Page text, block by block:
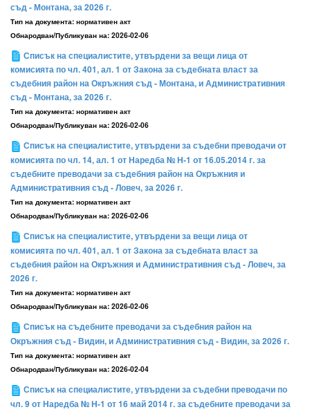
съд - Монтана, за 2026 г.
Тип на документа: нормативен акт
Обнародван/Публикуван на: 2026-02-06
Списък на специалистите, утвърдени за вещи лица от
комисията по чл. 401, ал. 1 от Закона за съдебната власт за
съдебния район на Окръжния съд - Монтана, и Административния
съд - Монтана, за 2026 г.
Тип на документа: нормативен акт
Обнародван/Публикуван на: 2026-02-06
Списък на специалистите, утвърдени за съдебни преводачи от
комисията по чл. 14, ал. 1 от Наредба № Н-1 от 16.05.2014 г. за
съдебните преводачи за съдебния район на Окръжния и
Административния съд - Ловеч, за 2026 г.
Тип на документа: нормативен акт
Обнародван/Публикуван на: 2026-02-06
Списък на специалистите, утвърдени за вещи лица от
комисията по чл. 401, ал. 1 от Закона за съдебната власт за
съдебния район на Окръжния и Административния съд - Ловеч, за
2026 г.
Тип на документа: нормативен акт
Обнародван/Публикуван на: 2026-02-06
Списък на съдебните преводачи за съдебния район на
Окръжния съд - Видин, и Административния съд - Видин, за 2026 г.
Тип на документа: нормативен акт
Обнародван/Публикуван на: 2026-02-04
Списък на специалистите, утвърдени за съдебни преводачи по
чл. 9 от Наредба № Н-1 от 16 май 2014 г. за съдебните преводачи за